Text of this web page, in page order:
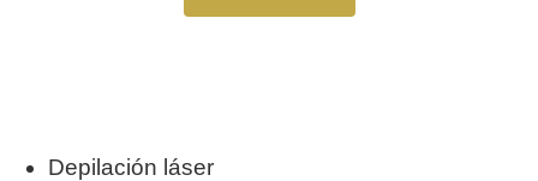
Depilación láser